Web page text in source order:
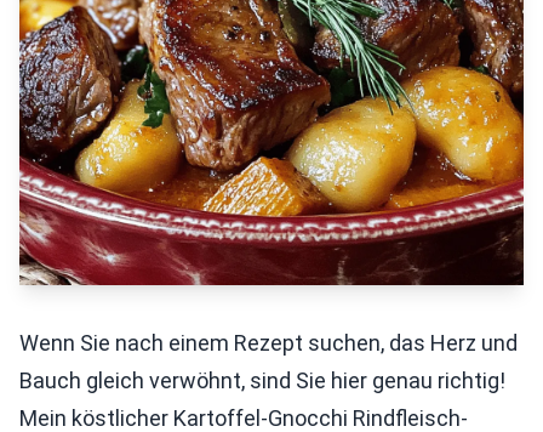
Wenn Sie nach einem Rezept suchen, das Herz und
Bauch gleich verwöhnt, sind Sie hier genau richtig!
Mein köstlicher Kartoffel-Gnocchi Rindfleisch-